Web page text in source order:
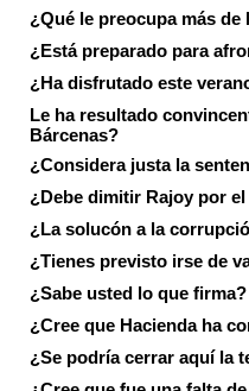
¿Qué le preocupa más de
¿Está preparado para
¿Ha disfrutado este
Le ha resultado
Bárcenas?
¿Considera justa la
¿Debe dimitir Rajoy por
¿La solucón a la
¿Tienes previsto irse de
¿Sabe usted lo que firma?
¿Cree que Hacienda ha
¿Se podría cerrar aquí la